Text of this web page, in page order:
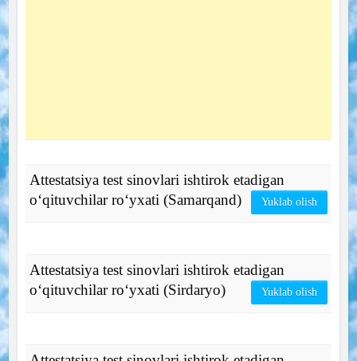
Attestatsiya test sinovlari ishtirok etadigan
o‘qituvchilar ro‘yxati (Samarqand)
Yuklab olish
Attestatsiya test sinovlari ishtirok etadigan
o‘qituvchilar ro‘yxati (Sirdaryo)
Yuklab olish